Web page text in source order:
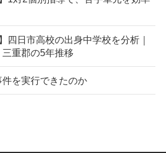
四日市高校の出身中学校を分析｜
重郡の5年推移
を実行できたのか